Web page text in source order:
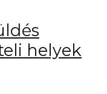
helyek